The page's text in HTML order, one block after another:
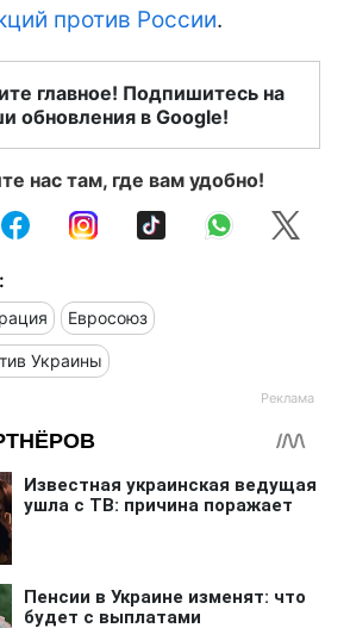
против России.
главное! Подпишитесь на
обновления в Google!
нас там, где вам удобно!
Евросоюз
Украины